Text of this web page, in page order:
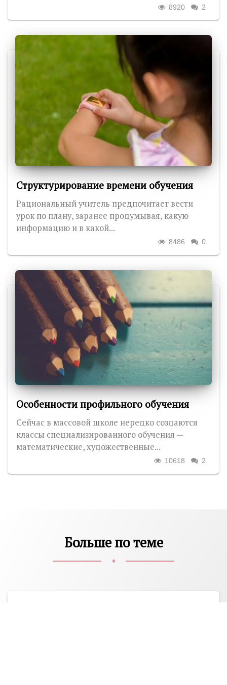
2
8920
Структурирование времени обучения
Рациональный учитель предпочитает вести
урок по плану, заранее продумывая, какую
информацию и в какой...
0
8486
Особенности профильного обучения
Сейчас в массовой школе нередко создаются
классы специализированного обучения —
математические, художественные...
2
10618
Больше по теме
♦